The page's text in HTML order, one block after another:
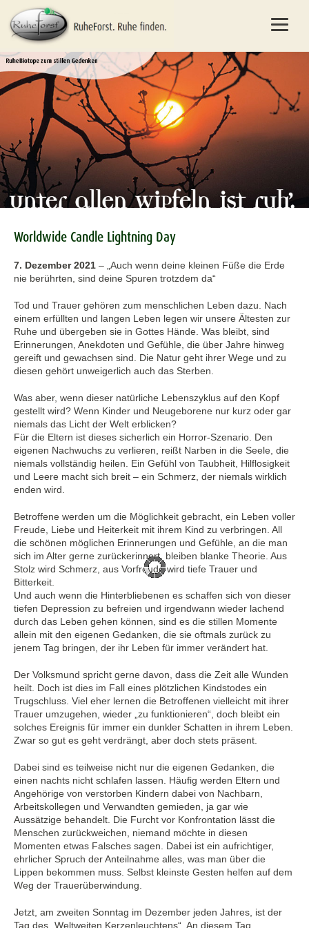
Worldwide Candle Lightning Day
7. Dezember 2021 – „Auch wenn deine kleinen Füße die Erde
nie berührten, sind deine Spuren trotzdem da“
Tod und Trauer gehören zum menschlichen Leben dazu. Nach
einem erfüllten und langen Leben legen wir unsere Ältesten zur
Ruhe und übergeben sie in Gottes Hände. Was bleibt, sind
Erinnerungen, Anekdoten und Gefühle, die über Jahre hinweg
gereift und gewachsen sind. Die Natur geht ihrer Wege und zu
diesen gehört unweigerlich auch das Sterben.
Was aber, wenn dieser natürliche Lebenszyklus auf den Kopf
gestellt wird? Wenn Kinder und Neugeborene nur kurz oder gar
niemals das Licht der Welt erblicken?
Für die Eltern ist dieses sicherlich ein Horror-Szenario. Den
eigenen Nachwuchs zu verlieren, reißt Narben in die Seele, die
niemals vollständig heilen. Ein Gefühl von Taubheit, Hilflosigkeit
und Leere macht sich breit – ein Schmerz, der niemals wirklich
enden wird.
Betroffene werden um die Möglichkeit gebracht, ein Leben voller
Freude, Liebe und Heiterkeit mit ihrem Kind zu verbringen. All
die schönen möglichen Erinnerungen und Gefühle, an die man
sich im Alter gerne zurückerinnert, bleiben blanke Theorie. Aus
Stolz wird Schmerz, aus Vorfreude wird tiefe Trauer und
Bitterkeit.
Und auch wenn die Hinterbliebenen es schaffen sich von dieser
tiefen Depression zu befreien und irgendwann wieder lachend
durch das Leben gehen können, sind es die stillen Momente
allein mit den eigenen Gedanken, die sie oftmals zurück zu
jenem Tag bringen, der ihr Leben für immer verändert hat.
Der Volksmund spricht gerne davon, dass die Zeit alle Wunden
heilt. Doch ist dies im Fall eines plötzlichen Kindstodes ein
Trugschluss. Viel eher lernen die Betroffenen vielleicht mit ihrer
Trauer umzugehen, wieder „zu funktionieren“, doch bleibt ein
solches Ereignis für immer ein dunkler Schatten in ihrem Leben.
Zwar so gut es geht verdrängt, aber doch stets präsent.
Dabei sind es teilweise nicht nur die eigenen Gedanken, die
einen nachts nicht schlafen lassen. Häufig werden Eltern und
Angehörige von verstorben Kindern dabei von Nachbarn,
Arbeitskollegen und Verwandten gemieden, ja gar wie
Aussätzige behandelt. Die Furcht vor Konfrontation lässt die
Menschen zurückweichen, niemand möchte in diesen
Momenten etwas Falsches sagen. Dabei ist ein aufrichtiger,
ehrlicher Spruch der Anteilnahme alles, was man über die
Lippen bekommen muss. Selbst kleinste Gesten helfen auf dem
Weg der Trauerüberwindung.
Jetzt, am zweiten Sonntag im Dezember jeden Jahres, ist der
Tag des „Weltweiten Kerzenleuchtens“. An diesem Tag